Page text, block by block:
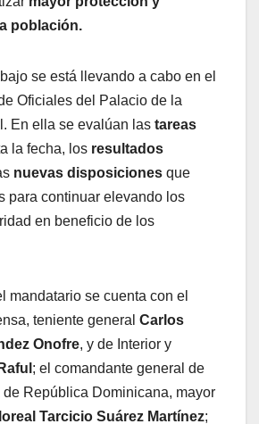
población.
se está llevando a cabo en el
Oficiales del Palacio de la
En ella se evalúan las tareas
la fecha, los resultados
nuevas disposiciones que
para continuar elevando los
en beneficio de los
mandatario se cuenta con el
teniente general Carlos
Onofre, y de Interior y
; el comandante general de
de República Dominicana, mayor
Tarcicio Suárez Martínez;